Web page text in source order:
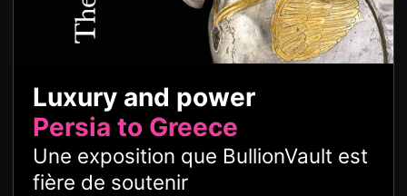
Luxury and power
Persia to Greece
Une exposition que BullionVault est
fière de soutenir